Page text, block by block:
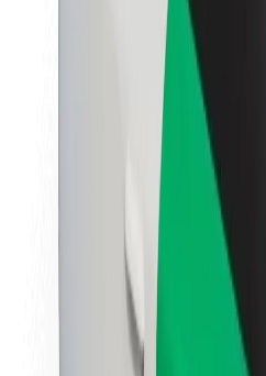
Fenntarthatóság a Boltnál
Project Zero
Sajtószoba
Befektetői kapcsolatok
Vezetőség
Márka
Média